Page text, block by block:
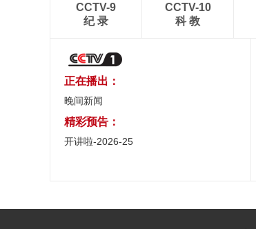
CCTV-9
纪 录
CCTV-10
科 教
正在播出：
晚间新闻
精彩预告：
开讲啦-2026-25